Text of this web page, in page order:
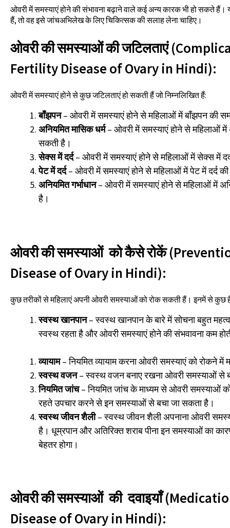
ओवरी में समस्याएं होने की संभावना बढ़ाने वाले कई अन्य कारक भी हो सकते हैं।
हैं, तो वह इसे जांचअभिलेख के लिए चिकित्सक की सलाह लेना चाहिए।
ओवरी की समस्याओं की जटिलताएं
Fertility Disease of Ovary in Hindi):
ओवरी में समस्याएं होने से कुछ जटिलताएं हो सकती हैं जो निम्नलिखित हैं:
बाँझपन– ओवरी में समस्याएं होने से महिलाओं में बाँझपन की
अनियमित मासिक धर्म– ओवरी में समस्याएं होने से महिलाओं में
सकती है।
सेक्स में दर्द– ओवरी में समस्याएं होने से महिलाओं में सेक्स में
पेट में दर्द– ओवरी में समस्याएं होने से महिलाओं में पेट में दर्द
अनियमित गर्भाधान– ओवरी में समस्याएं होने से महिलाओं में
है।
ओवरी की समस्याओं को कैसे रोकें
Disease of Ovary in Hindi):
कुछ तरीकों से महिलाएं अपनी ओवरी समस्याओं को रोक सकती हैं। इनमें से कुछ
स्वस्थ खानपान– स्वस्थ खानपान के बारे में सोचना बहुत
स्वस्थ रहता है और ओवरी समस्याएं होने की संभवावना कम
व्यायाम– नियमित व्यायाम करना ओवरी समस्याएं को रोकने में
स्वस्थ वजन– स्वस्थ वजन बनाए रखना ओवरी समस्याओं से
नियमित जांच– नियमित जांच के माध्यम से ओवरी समस्याओं
रहते उपचार करने से इन समस्याओं से बचा जा सकता है।
स्वस्थ जीवन शैली– स्वस्थ जीवन शैली अपनाना ओवरी
है। धूम्रपान और अतिरिक्त शराब पीना इन समस्याओं का
बेहतर होगा।
ओवरी की समस्याओं की दवाइयाँ
Disease of Ovary in Hindi):